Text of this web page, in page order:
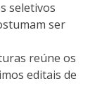
seletivos
ser
reúne os
editais de